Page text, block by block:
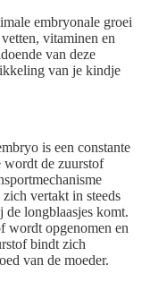
embryonale groei
vitaminen en
van deze
van je kindje
is een constante
wordt de zuurstof
vertakt in steeds
longblaasjes komt.
wordt opgenomen en
bindt zich
van de moeder.